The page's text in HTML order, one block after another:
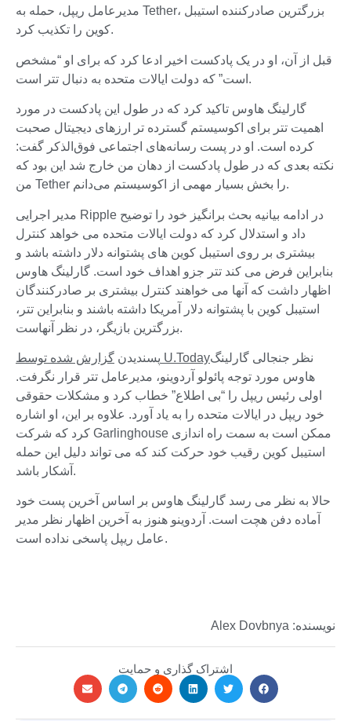
مدیرعامل ریپل، حمله به Tether، بزرگترین صادرکننده استیبل
کوین را تکذیب کرد.
قبل از آن، او در یک پادکست اخیر ادعا کرد که برای او “مشخص
است” که دولت ایالات متحده به دنبال تتر است.
گارلینگ هاوس تاکید کرد که در طول این پادکست در مورد
اهمیت تتر برای اکوسیستم گسترده تر ارزهای دیجیتال صحبت
کرده است. او در پست رسانه‌های اجتماعی فوق‌الذکر گفت:
نکته بعدی که در طول پادکست از دهان من خارج شد این بود که
من Tether را بخش بسیار مهمی از اکوسیستم می‌دانم.
مدیر اجرایی Ripple در ادامه بیانیه بحث برانگیز خود را توضیح
داد و استدلال کرد که دولت ایالات متحده می خواهد کنترل
بیشتری بر روی استیبل کوین های پشتوانه دلار داشته باشد و
بنابراین فرض می کند تتر جزو اهداف خود است. گارلینگ هاوس
اظهار داشت که آنها می خواهند کنترل بیشتری بر صادرکنندگان
استیبل کوین با پشتوانه دلار آمریکا داشته باشند و بنابراین تتر،
بزرگترین بازیگر، در نظر آنهاست.
پسندیدن گزارش شده توسط U.Todayنظر جنجالی گارلینگ
هاوس مورد توجه پائولو آردوینو، مدیرعامل تتر قرار نگرفت.
اولی رئیس ریپل را “بی اطلاع” خطاب کرد و مشکلات حقوقی
خود ریپل در ایالات متحده را به یاد آورد. علاوه بر این، او اشاره
کرد که شرکت Garlinghouse ممکن است به سمت راه اندازی
استیبل کوین رقیب خود حرکت کند که می تواند دلیل این حمله
آشکار باشد.
حالا به نظر می رسد گارلینگ هاوس بر اساس آخرین پست خود
آماده دفن هچت است. آردوینو هنوز به آخرین اظهار نظر مدیر
عامل ریپل پاسخی نداده است.
نویسنده: Alex Dovbnya
اشتراک گذاری و حمایت